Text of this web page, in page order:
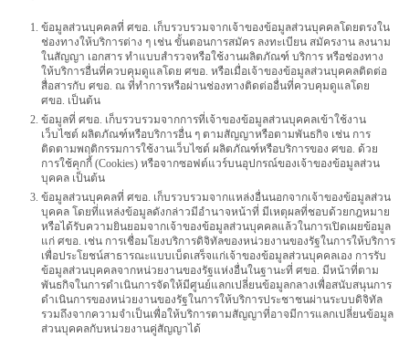
ข้อมูลส่วนบุคคลที่ ศขอ. เก็บรวบรวมจากเจ้าของข้อมูลส่วนบุคคลโดยตรงใน
ช่องทางให้บริการต่าง ๆ เช่น ขั้นตอนการสมัคร ลงทะเบียน สมัครงาน ลงนาม
ในสัญญา เอกสาร ทำแบบสำรวจหรือใช้งานผลิตภัณฑ์ บริการ หรือช่องทาง
ให้บริการอื่นที่ควบคุมดูแลโดย ศขอ. หรือเมื่อเจ้าของข้อมูลส่วนบุคคลติดต่อ
สื่อสารกับ ศขอ. ณ ที่ทำการหรือผ่านช่องทางติดต่ออื่นที่ควบคุมดูแลโดย
ศขอ. เป็นต้น
ข้อมูลที่ ศขอ. เก็บรวบรวมจากการที่เจ้าของข้อมูลส่วนบุคคลเข้าใช้งาน
เว็บไซต์ ผลิตภัณฑ์หรือบริการอื่น ๆ ตามสัญญาหรือตามพันธกิจ เช่น การ
ติดตามพฤติกรรมการใช้งานเว็บไซต์ ผลิตภัณฑ์หรือบริการของ ศขอ. ด้วย
การใช้คุกกี้ (Cookies) หรือจากซอฟต์แวร์บนอุปกรณ์ของเจ้าของข้อมูลส่วน
บุคคล เป็นต้น
ข้อมูลส่วนบุคคลที่ ศขอ. เก็บรวบรวมจากแหล่งอื่นนอกจากเจ้าของข้อมูลส่วน
บุคคล โดยที่แหล่งข้อมูลดังกล่าวมีอำนาจหน้าที่ มีเหตุผลที่ชอบด้วยกฎหมาย
หรือได้รับความยินยอมจากเจ้าของข้อมูลส่วนบุคคลแล้วในการเปิดเผยข้อมูล
แก่ ศขอ. เช่น การเชื่อมโยงบริการดิจิทัลของหน่วยงานของรัฐในการให้บริการ
เพื่อประโยชน์สาธารณะแบบเบ็ดเสร็จแก่เจ้าของข้อมูลส่วนบุคคลเอง การรับ
ข้อมูลส่วนบุคคลจากหน่วยงานของรัฐแห่งอื่นในฐานะที่ ศขอ. มีหน้าที่ตาม
พันธกิจในการดำเนินการจัดให้มีศูนย์แลกเปลี่ยนข้อมูลกลางเพื่อสนับสนุนการ
ดำเนินการของหน่วยงานของรัฐในการให้บริการประชาชนผ่านระบบดิจิทัล
รวมถึงจากความจำเป็นเพื่อให้บริการตามสัญญาที่อาจมีการแลกเปลี่ยนข้อมูล
ส่วนบุคคลกับหน่วยงานคู่สัญญาได้